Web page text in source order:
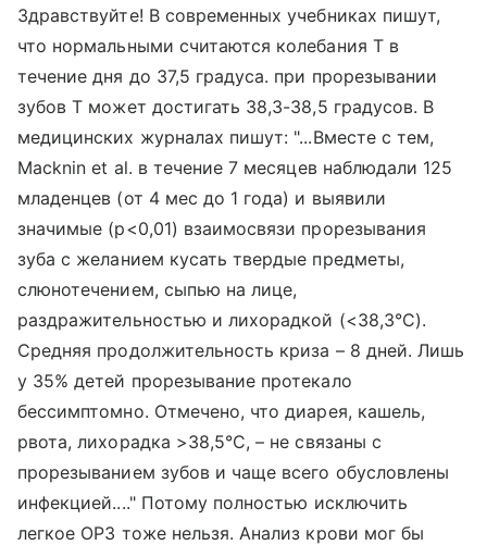
Здравствуйте! В современных учебниках пишут,
что нормальными считаются колебания Т в
течение дня до 37,5 градуса. при прорезывании
зубов Т может достигать 38,3-38,5 градусов. В
медицинских журналах пишут: "...Вместе с тем,
Macknin et al. в течение 7 месяцев наблюдали 125
младенцев (от 4 мес до 1 года) и выявили
значимые (р<0,01) взаимосвязи прорезывания
зуба с желанием кусать твердые предметы,
слюнотечением, сыпью на лице,
раздражительностью и лихорадкой (<38,3°C).
Средняя продолжительность криза – 8 дней. Лишь
у 35% детей прорезывание протекало
бессимптомно. Отмечено, что диарея, кашель,
рвота, лихорадка >38,5°C, – не связаны с
прорезыванием зубов и чаще всего обусловлены
инфекцией...." Потому полностью исключить
легкое ОРЗ тоже нельзя. Анализ крови мог бы